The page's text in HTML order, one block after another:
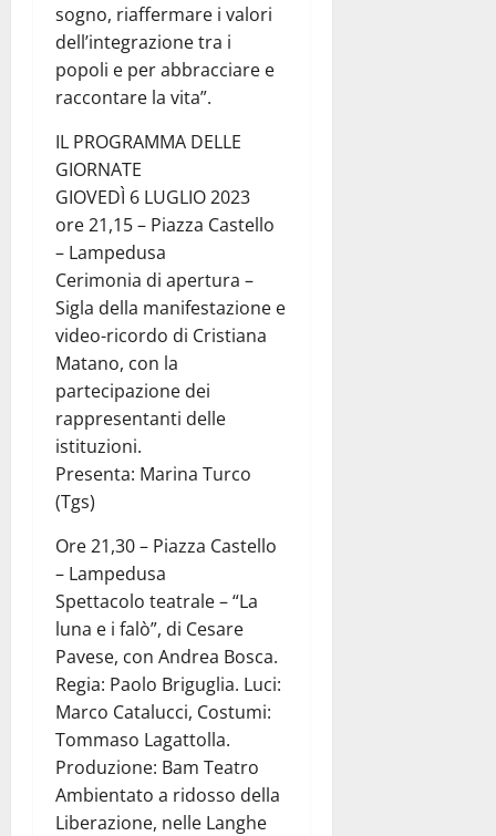
sogno, riaffermare i valori
dell’integrazione tra i
popoli e per abbracciare e
raccontare la vita”.
IL PROGRAMMA DELLE
GIORNATE
GIOVEDÌ 6 LUGLIO 2023
ore 21,15 – Piazza Castello
– Lampedusa
Cerimonia di apertura –
Sigla della manifestazione e
video-ricordo di Cristiana
Matano, con la
partecipazione dei
rappresentanti delle
istituzioni.
Presenta: Marina Turco
(Tgs)
Ore 21,30 – Piazza Castello
– Lampedusa
Spettacolo teatrale – “La
luna e i falò”, di Cesare
Pavese, con Andrea Bosca.
Regia: Paolo Briguglia. Luci:
Marco Catalucci, Costumi:
Tommaso Lagattolla.
Produzione: Bam Teatro
Ambientato a ridosso della
Liberazione, nelle Langhe